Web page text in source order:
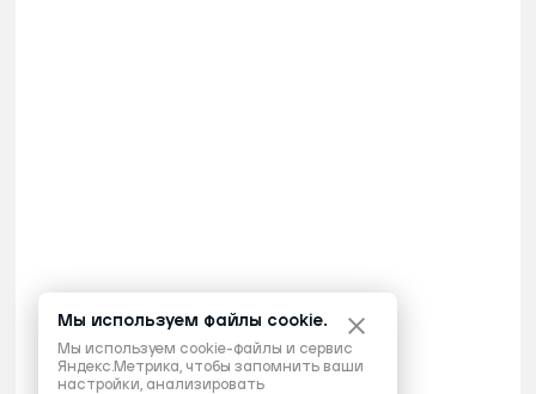
Мы используем файлы cookie.
Мы используем cookie-файлы и сервис
Яндекс.Метрика, чтобы запомнить ваши
настройки, анализировать